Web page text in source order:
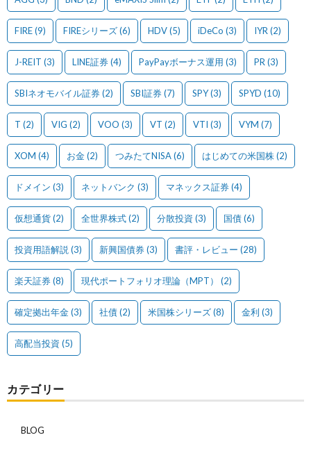
FIRE(9) FIREシリーズ(6) HDV(5) iDeCo (3) IYR(2)
J-REIT (3) LINE証券(4) PayPayボーナス運用 (3) PR(3)
SBIネオモバイル証券(2) SBI証券(7) SPY(3) SPYD (10)
T (2) VIG (2) VOO (3) VT (2) VTI (3) VYM (7)
XOM (4) お金(2) つみたてNISA(6) はじめての米国株(2)
ドメイン (3) ネットバンク (3) マネックス証券(4)
仮想通貨(2) 全世界株式(2) 分散投資 (3) 国債(6)
投資用語解説(3) 新興国債券(3) 書評・レビュー (28)
楽天証券(8) 現代ポートフォリオ理論（MPT） (2)
確定拠出年金(3) 社債(2) 米国株シリーズ(8) 金利 (3)
高配当投資 (5)
カテゴリー
BLOG